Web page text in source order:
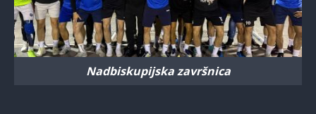
Nadbiskupijska završnica